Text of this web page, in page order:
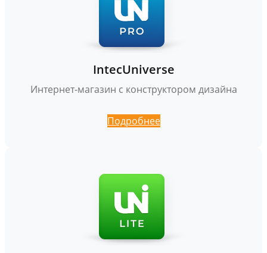
IntecUniverse
Интернет-магазин с конструктором дизайна
Подробнее